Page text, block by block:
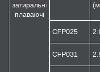
затиральні
плаваючі
CFP025
CFP031